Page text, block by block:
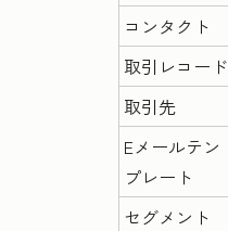
コンタクト
取引レコード
取引先
Eメールテン
プレート
セグメント